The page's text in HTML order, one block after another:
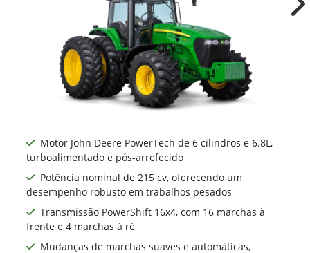
Motor John Deere PowerTech de 6 cilindros e 6.8L,
turboalimentado e pós-arrefecido
Potência nominal de 215 cv, oferecendo um
desempenho robusto em trabalhos pesados
Transmissão PowerShift 16x4, com 16 marchas à
frente e 4 marchas à ré
Mudanças de marchas suaves e automáticas,